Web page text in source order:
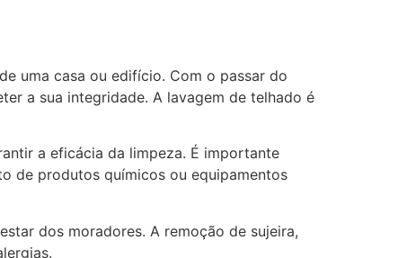
uma casa ou edifício. Com o passar do
a sua integridade. A lavagem de telhado é
a eficácia da limpeza. É importante
de produtos químicos ou equipamentos
dos moradores. A remoção de sujeira,